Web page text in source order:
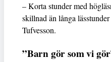
– Korta stunder med
skillnad än långa
Tufvesson.
”Barn gör som vi